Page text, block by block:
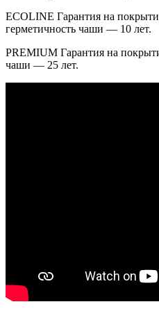
ECOLINE Гарантия на
герметичность чаши — 10 лет.
PREMIUM Гарантия на
чаши — 25 лет.